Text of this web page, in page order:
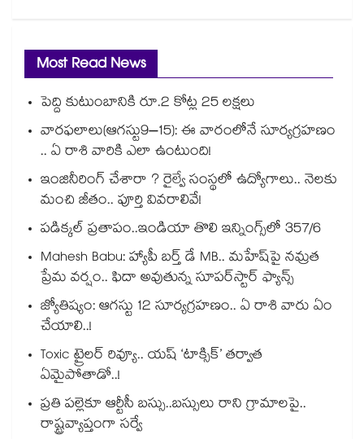
Most Read News
పెద్ది కుటుంబానికి రూ.2 కోట్ల 25 లక్షలు
వారఫలాలు(ఆగస్టు9–15): ఈ వారంలోనే సూర్యగ్రహణం
.. ఏ రాశి వారికి ఎలా ఉంటుంది!
ఇంజినీరింగ్ చేశారా ? రైల్వే సంస్థలో ఉద్యోగాలు.. నెలకు
మంచి జీతం.. పూర్తి వివరాలివే!
పడిక్కల్‌‌ ప్రతాపం..ఇండియా తొలి ఇన్నింగ్స్‌‌లో 357/6
Mahesh Babu: హ్యాపీ బర్త్ డే MB.. మహేష్‌పై నమ్రత
ప్రేమ వర్షం.. ఫిదా అవుతున్న సూపర్‌స్టార్ ఫ్యాన్స్
జ్యోతిష్యం: ఆగస్టు 12 సూర్యగ్రహణం.. ఏ రాశి వారు ఏం
చేయాలి..!
Toxic ట్రైలర్ రివ్యూ.. యష్ ‘టాక్సిక్’ తర్వాత
ఏమైపోతాడో..!
ప్రతి పల్లెకూ ఆర్టీసీ బస్సు..బస్సులు రాని గ్రామాలపై..
రాష్ట్రవ్యాప్తంగా సర్వే